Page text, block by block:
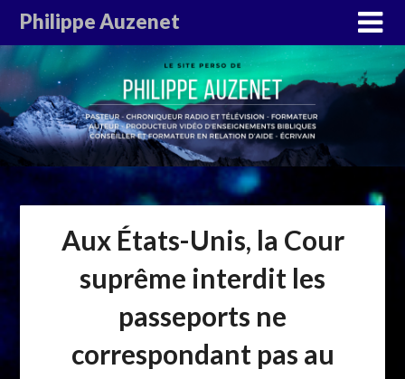
Philippe Auzenet
Aux États-Unis, la Cour
suprême interdit les
passeports ne
correspondant pas au